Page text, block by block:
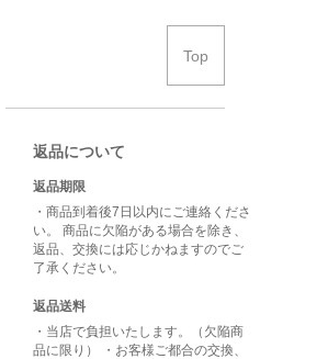
Top
返品について
返品期限
・商品到着後7日以内にご連絡くださ
い。 商品に欠陥がある場合を除き、
返品、交換には応じかねますのでご
了承ください。
返品送料
・当店で負担いたします。（欠陥商
品に限り） ・お客様ご都合の交換、